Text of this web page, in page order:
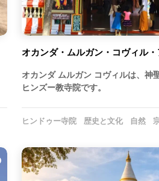
オカンダ・ムルガン・コヴィル
オカンダ ムルガン コヴィルは、神
ヒンズー教寺院です。
ヒンドゥー寺院 歴史と文化 自然